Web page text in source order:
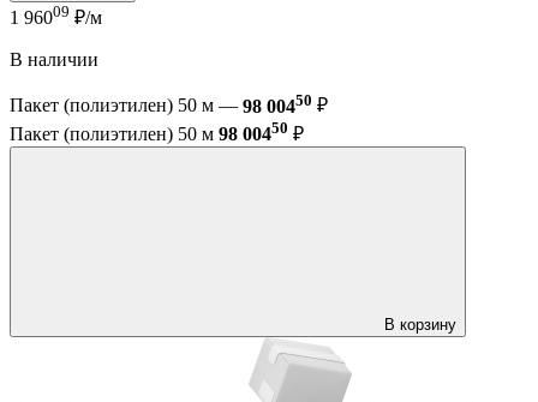
1 96009 ₽/м
В наличии
Пакет (полиэтилен) 50 м — 98 00450 ₽
Пакет (полиэтилен) 50 м 98 00450 ₽
В корзину